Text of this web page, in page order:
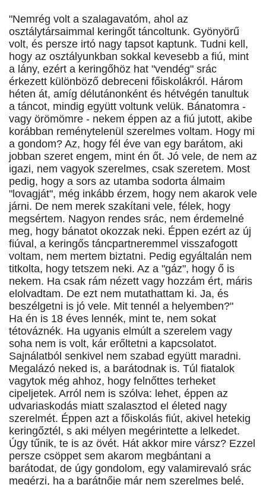
"Nemrég volt a szalagavatóm, ahol az
osztálytársaimmal keringőt táncoltunk. Gyönyörű
volt, és persze irtó nagy tapsot kaptunk. Tudni kell,
hogy az osztályunkban sokkal kevesebb a fiú, mint
a lány, ezért a keringőhöz hat "vendég" srác
érkezett különböző debreceni főiskolákról. Három
héten át, amíg délutánonként és hétvégén tanultuk
a táncot, mindig együtt voltunk velük. Bánatomra -
vagy örömömre - nekem éppen az a fiú jutott, akibe
korábban reménytelenül szerelmes voltam. Hogy mi
a gondom? Az, hogy fél éve van egy barátom, aki
jobban szeret engem, mint én őt. Jó vele, de nem az
igazi, nem vagyok szerelmes, csak szeretem. Most
pedig, hogy a sors az utamba sodorta álmaim
"lovagját", még inkább érzem, hogy nem akarok vele
járni. De nem merek szakítani vele, félek, hogy
megsértem. Nagyon rendes srác, nem érdemelné
meg, hogy bánatot okozzak neki. Éppen ezért az új
fiúval, a keringős táncpartneremmel visszafogott
voltam, nem mertem biztatni. Pedig egyáltalán nem
titkolta, hogy tetszem neki. Az a "gáz", hogy ő is
nekem. Ha csak rám nézett vagy hozzám ért, máris
elolvadtam. De ezt nem mutathattam ki. Ja, és
beszélgetni is jó vele. Mit tennél a helyemben?"
Ha én is 18 éves lennék, mint te, nem sokat
tétováznék. Ha ugyanis elmúlt a szerelem vagy
soha nem is volt, kár erőltetni a kapcsolatot.
Sajnálatból senkivel nem szabad együtt maradni.
Megalázó neked is, a barátodnak is. Túl fiatalok
vagytok még ahhoz, hogy felnőttes terheket
cipeljetek. Arról nem is szólva: lehet, éppen az
udvariaskodás miatt szalasztod el életed nagy
szerelmét. Éppen azt a főiskolás fiút, akivel hetekig
keringőztél, s aki mélyen megérintette a lelkedet.
Úgy tűnik, te is az övét. Hát akkor mire vársz? Ezzel
persze csöppet sem akarom megbántani a
barátodat, de úgy gondolom, egy valamirevaló srác
megérzi, ha a barátnője már nem szerelmes belé,